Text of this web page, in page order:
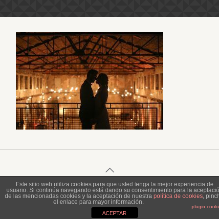
© 2023 Piel de Gallina Fotografía
Este sitio web utiliza cookies para que usted tenga la mejor experiencia de
usuario. Si continúa navegando está dando su consentimiento para la
de las mencionadas cookies y la aceptación de nuestra política de cookies,
el enlace para mayor información.
plugin
ACEPTAR